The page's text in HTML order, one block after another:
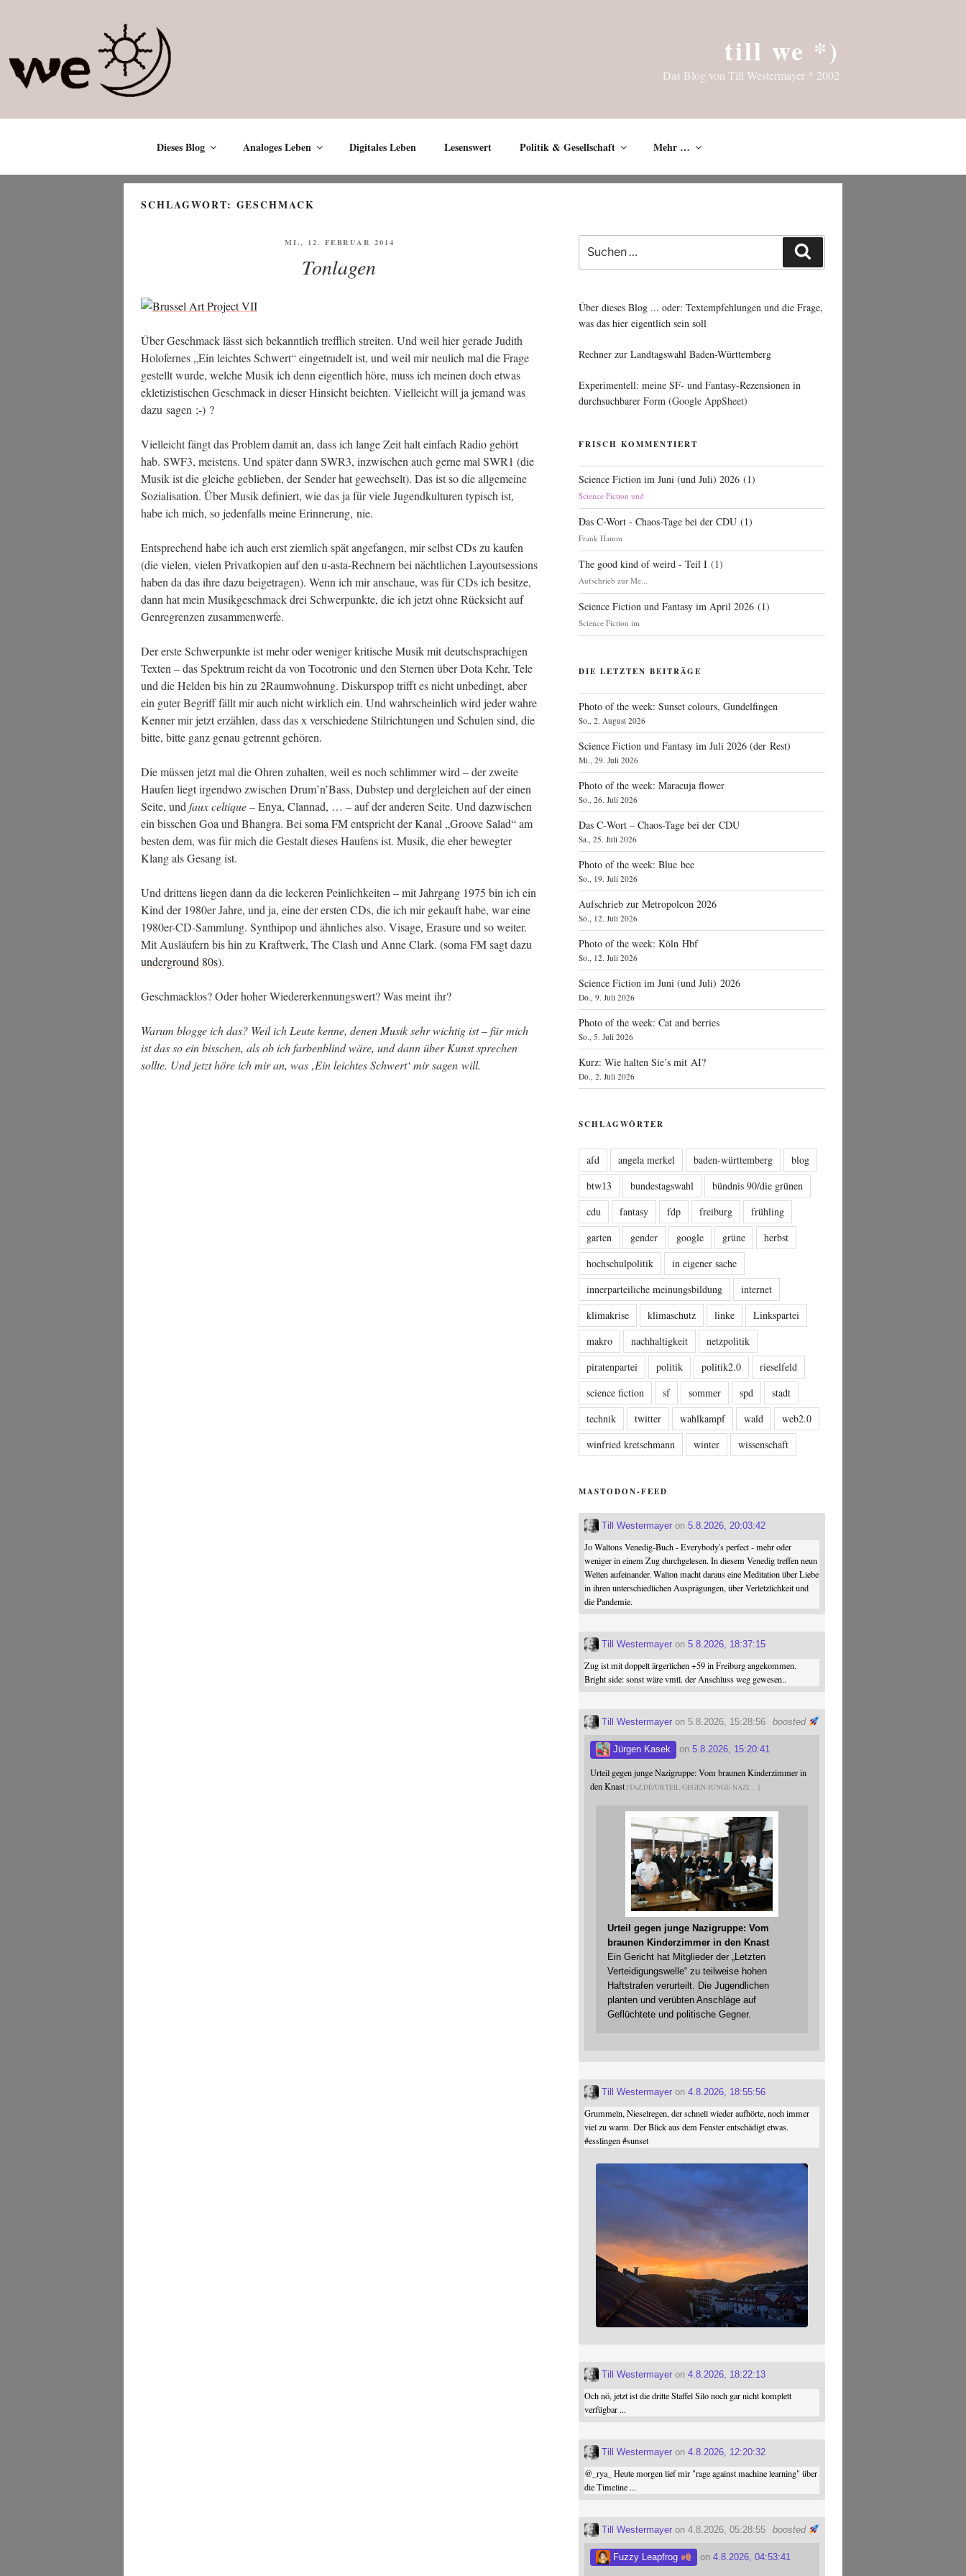
till we *)
Das Blog von Till Westermayer * 2002
Dieses Blog Analoges Leben Digitales Leben Lesenswert Politik & Gesellschaft Mehr …
SCHLAGWORT: GESCHMACK
VERÖFFENTLICHT
MI., 12. FEBRUAR 2014
Tonlagen
Über Geschmack lässt sich bekannt­lich treff­lich strei­ten. Und weil hier gera­de Judith
Holo­fer­nes „Ein leich­tes Schwert“ ein­ge­tru­delt ist, und weil mir neu­lich mal die Fra­ge
gestellt wur­de, wel­che Musik ich denn eigent­lich höre, muss ich mei­nen doch etwas
ekle­ti­zis­ti­schen Geschmack in die­ser Hin­sicht beich­ten. Viel­leicht will ja jemand was
dazu sagen ;-) ?
Viel­leicht fängt das Pro­blem damit an, dass ich lan­ge Zeit halt ein­fach Radio gehört
hab. SWF3, meis­tens. Und spä­ter dann SWR3, inzwi­schen auch ger­ne mal SWR1 (die
Musik ist die glei­che geblie­ben, der Sen­der hat gewech­selt). Das ist so die all­ge­mei­ne
Sozia­li­sa­ti­on. Über Musik defi­niert, wie das ja für vie­le Jugend­kul­tu­ren typisch ist,
habe ich mich, so jeden­falls mei­ne Erin­ne­rung, nie.
Ent­spre­chend habe ich auch erst ziem­lich spät ange­fan­gen, mir selbst CDs zu kau­fen
(die vie­len, vie­len Pri­vat­ko­pien auf den u‑as­ta-Rech­nern bei nächt­li­chen Lay­out­ses­si­ons
haben da das ihre dazu bei­getra­gen). Wenn ich mir anschaue, was für CDs ich besit­ze,
dann hat mein Musik­ge­schmack drei Schwer­punk­te, die ich jetzt ohne Rück­sicht auf
Gen­re­gren­zen zusammenwerfe.
Der ers­te Schwer­punk­te ist mehr oder weni­ger kri­ti­sche Musik mit deutsch­spra­chi­gen
Tex­ten – das Spek­trum reicht da von Toco­tro­nic und den Ster­nen über Dota Kehr, Tele
und die Hel­den bis hin zu 2Raumwohnung. Dis­kurs­pop trifft es nicht unbe­dingt, aber
ein guter Begriff fällt mir auch nicht wirk­lich ein. Und wahr­schein­lich wird jeder wah­re
Ken­ner mir jetzt erzäh­len, dass das x ver­schie­de­ne Stil­rich­tun­gen und Schu­len sind, die
bit­te, bit­te ganz genau getrennt gehören.
Die müs­sen jetzt mal die Ohren zuhal­ten, weil es noch schlim­mer wird – der zwei­te
Hau­fen liegt irgend­wo zwi­schen Drum’n’Bass, Dub­step und der­glei­chen auf der einen
Sei­te, und faux cel­tique– Enya, Clan­nad, … – auf der ande­ren Sei­te. Und dazwi­schen
ein biss­chen Goa und Bhan­gra. Bei soma FMent­spricht der Kanal „Groo­ve Salad“ am
bes­ten dem, was für mich die Gestalt die­ses Hau­fens ist. Musik, die eher beweg­ter
Klang als Gesang ist.
Und drit­tens lie­gen dann da die lecke­ren Pein­lich­kei­ten – mit Jahr­gang 1975 bin ich ein
Kind der 1980er Jah­re, und ja, eine der ers­ten CDs, die ich mir gekauft habe, war eine
1980er-CD-Samm­lung. Syn­thipop und ähn­li­ches also. Visa­ge, Era­su­re und so wei­ter.
Mit Aus­läu­fern bis hin zu Kraft­werk, The Clash und Anne Clark. (soma FM sagt dazu
under­ground 80s).
Geschmack­los? Oder hoher Wie­der­erken­nungs­wert? Was meint ihr?
War­um blog­ge ich das? Weil ich Leu­te ken­ne, denen Musik sehr wich­tig ist – für mich
ist das so ein biss­chen, als ob ich far­ben­blind wäre, und dann über Kunst spre­chen
soll­te. Und jetzt höre ich mir an, was ‚Ein leich­tes Schwert‘ mir sagen will.
Suche
nach:
Über dieses Blog ... oder: Textempfehlungen und die Frage,
was das hier eigentlich sein soll
Rechner zur Landtagswahl Baden-Württemberg
Experimentell: meine SF- und Fantasy-Rezensionen in
durchsuchbarer Form (Google AppSheet)
FRISCH KOMMENTIERT
Science Fiction im Juni (und Juli) 2026 (1)
Science Fiction und
Das C-Wort - Chaos-Tage bei der CDU (1)
Frank Hamm
The good kind of weird - Teil I (1)
Aufschrieb zur Me...
Science Fiction und Fantasy im April 2026 (1)
Science Fiction im
DIE LETZTEN BEITRÄGE
Photo of the week: Sunset colours, Gundelfingen
So., 2. August 2026
Science Fiction und Fantasy im Juli 2026 (der Rest)
Mi., 29. Juli 2026
Photo of the week: Maracuja flower
So., 26. Juli 2026
Das C‑Wort – Chaos-Tage bei der CDU
Sa., 25. Juli 2026
Photo of the week: Blue bee
So., 19. Juli 2026
Aufschrieb zur Metropolcon 2026
So., 12. Juli 2026
Photo of the week: Köln Hbf
So., 12. Juli 2026
Science Fiction im Juni (und Juli) 2026
Do., 9. Juli 2026
Photo of the week: Cat and berries
So., 5. Juli 2026
Kurz: Wie halten Sie’s mit AI?
Do., 2. Juli 2026
SCHLAGWÖRTER
afd angela merkel baden-württemberg
blog
btw13
bundestagswahl
bündnis 90/die grünen
cdu
fantasy fdp freiburg
frühling
garten
gender google grüne
herbst
hochschulpolitik
in eigener sache
innerparteiliche meinungsbildung
internet
klimakrise
klimaschutz linke
Linkspartei
makro
nachhaltigkeit
netzpolitik
piratenpartei
politik politik2.0
rieselfeld
science fiction
sf sommer spd
stadt
technik
twitter wahlkampf wald
web2.0
winfried kretschmann
winter wissenschaft
MASTODON-FEED
Till Westermayer on5.8.2026, 20:03:42
Jo Waltons Venedig-Buch - Everybody's perfect - mehr oder
weniger in einem Zug durchgelesen. In diesem Venedig treffen neun
Welten aufeinander. Walton macht daraus eine Meditation über Liebe
in ihren unterschiedlichen Ausprägungen, über Verletzlichkeit und
die Pandemie.
Till Westermayer on5.8.2026, 18:37:15
Zug ist mit doppelt ärgerlichen +59 in Freiburg angekommen.
Bright side: sonst wäre vmtl. der Anschluss weg gewesen..
boosted
Till Westermayer on 5.8.2026, 15:28:56
Jürgen Kasek on5.8.2026, 15:20:41
Urteil gegen junge Nazigruppe: Vom braunen Kinderzimmer in
den Knast TAZ.DE/URTEIL-GEGEN-JUNGE-NAZI
Urteil gegen junge Nazigruppe: Vom
braunen Kinderzimmer in den Knast
Ein Gericht hat Mitglieder der „Letzten
Verteidigungswelle“ zu teilweise hohen
Haftstrafen verurteilt. Die Jugendlichen
planten und verübten Anschläge auf
Geflüchtete und politische Gegner.
Till Westermayer on4.8.2026, 18:55:56
Grummeln, Nieselregen, der schnell wieder aufhörte, noch immer
viel zu warm. Der Blick aus dem Fenster entschädigt etwas.
#esslingen #sunset
Till Westermayer on4.8.2026, 18:22:13
Och nö, jetzt ist die dritte Staffel Silo noch gar nicht komplett
verfügbar ...
Till Westermayer on4.8.2026, 12:20:32
@ _rya_ Heute morgen lief mir "rage against machine learning" über
die Timeline ...
boosted
Till Westermayer on 4.8.2026, 05:28:55
Fuzzy Leapfrog on 4.8.2026, 04:53:41